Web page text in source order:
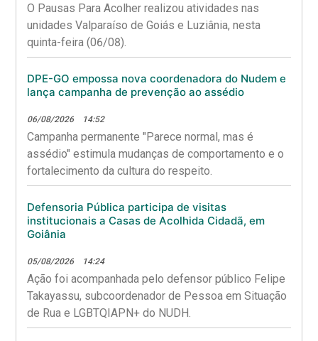
O Pausas Para Acolher realizou atividades nas
unidades Valparaíso de Goiás e Luziânia, nesta
quinta-feira (06/08).
DPE-GO empossa nova coordenadora do Nudem e
lança campanha de prevenção ao assédio
06/08/2026 14:52
Campanha permanente "Parece normal, mas é
assédio" estimula mudanças de comportamento e o
fortalecimento da cultura do respeito.
Defensoria Pública participa de visitas
institucionais a Casas de Acolhida Cidadã, em
Goiânia
05/08/2026 14:24
Ação foi acompanhada pelo defensor público Felipe
Takayassu, subcoordenador de Pessoa em Situação
de Rua e LGBTQIAPN+ do NUDH.